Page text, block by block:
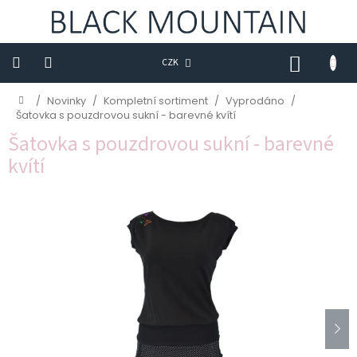
CZK
KOŠÍK
Novinky
BLACK
M
Trička
Domů
/ Novinky / Kompletní sortiment / Vyprodáno /
Šatovka s pouzdrovou sukní - barevné kvítí
Šatovka s pouzdrovou sukní - barevné
kvítí